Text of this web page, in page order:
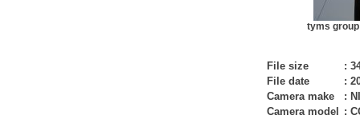
tyms
File size :
File date
:
Camera make
:
Camera model
: